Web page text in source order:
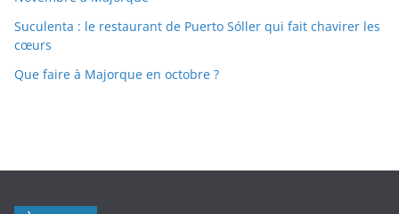
Suculenta : le restaurant de Puerto Sóller qui fait chavirer les
cœurs
Que faire à Majorque en octobre ?